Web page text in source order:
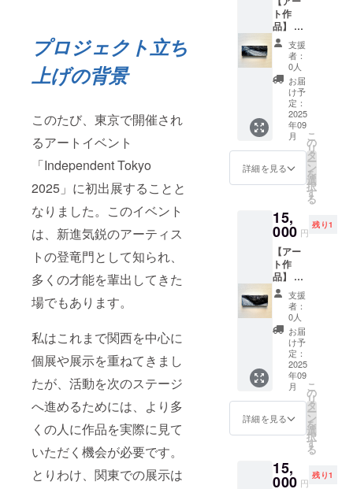
プロジェクト立ち
上げの背景
このたび、東京で開催され
るアートイベント
「Independent Tokyo
2025」に初出展することと
なりました。このイベント
は、新進気鋭のアーティス
トの登竜門として知られ、
多くの才能を輩出してきた
場でもあります。
私はこれまで関西を中心に
個展や展示を重ねてきまし
たが、活動を次のステージ
へ進めるためには、より多
くの人に作品を実際に見て
いただく機会が必要です。
とりわけ、関東での展示は
なる場
合がご
ざいま
す。あ
らかじ
めご了
承くだ
さい。
W200㎜
×H200
㎜ ・
ご住所
等お送
り先を
お知ら
せくだ
さい ・
お使い
のモニ
ター環
境によ
面上の
色味が
若干異
なる場
合がご
ざいま
す。あ
らかじ
めご了
承くだ
さい。
ト作
品】 ・
お礼
メッ
セージ
付き ・
作品1点
もの ・
作品4-
①【ST
ROKE
】 ・ア
クリ
ル・ミ
クスト
ア・木
製パネ
ル ・サ
イズ：
約W255
㎜×約
H105
㎜ ・
ご住所
等お送
り先を
お知ら
せくだ
さい ・
お使い
のモニ
ター環
品と画
面上の
支援
者：
0人
お届
け予
定：
2025
年09
月
詳細を見る
こ
の
リ
タ
ー
ン
を
選
択
す
る
15,
000 円
残り1
【アー
ト作
品】 ・
お礼
メッ
セージ
付き ・
作品1点
もの ・
作品4-
②【ST
ROKE
】 ・ア
クリ
ル・ミ
クスト
ア・木
製パネ
支援
者：
0人
お届
け予
定：
2025
年09
月
詳細を見る
こ
の
リ
タ
ー
ン
を
選
択
す
る
15,
000 円
残り1